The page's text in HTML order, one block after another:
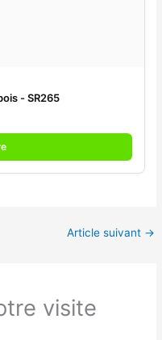
- SR265
Article suivant →
visite